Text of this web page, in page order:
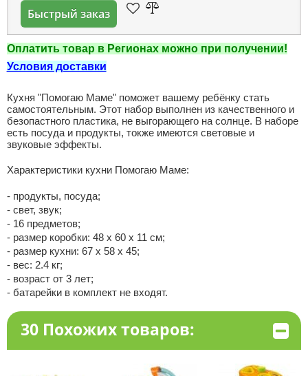
Быстрый заказ
Оплатить товар в Регионах можно при получении!
Условия доставки
Кухня "Помогаю Маме" поможет вашему ребёнку стать
самостоятельным. Этот набор выполнен из качественного и
безопастного пластика, не выгорающего на солнце. В наборе
есть посуда и продукты, токже имеются световые и
звуковые эффекты.
Характеристики кухни Помогаю Маме:
- продукты, посуда;
- свет, звук;
- 16 предметов;
- размер коробки: 48 х 60 х 11 см;
- размер кухни: 67 х 58 х 45;
- вес: 2.4 кг;
- возраст от 3 лет;
- батарейки в комплект не входят.
30 Похожих товаров: